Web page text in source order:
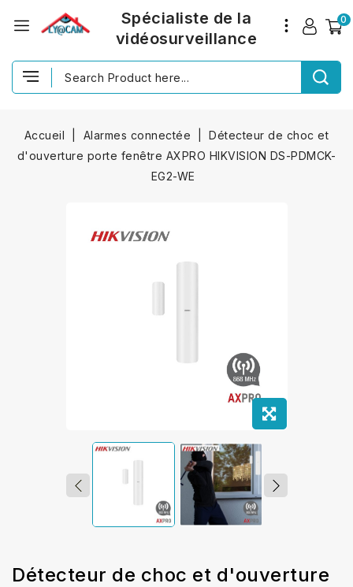
0
Spécialiste de la
vidéosurveillance
Accueil Alarmes connectée
Détecteur de choc et
d'ouverture porte fenêtre AXPRO HIKVISION DS-PDMCK-
EG2-WE
Détecteur de choc et d'ouverture